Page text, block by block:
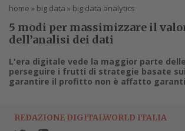
home » big data » big data analytics
5 modi per massimizzare il
dell’analisi dei dati
L'era digitale vede la maggior parte
perseguire i frutti di strategie basate
garantire il profitto non è affatto
REDAZIONE DIGITALWORLD ITALIA